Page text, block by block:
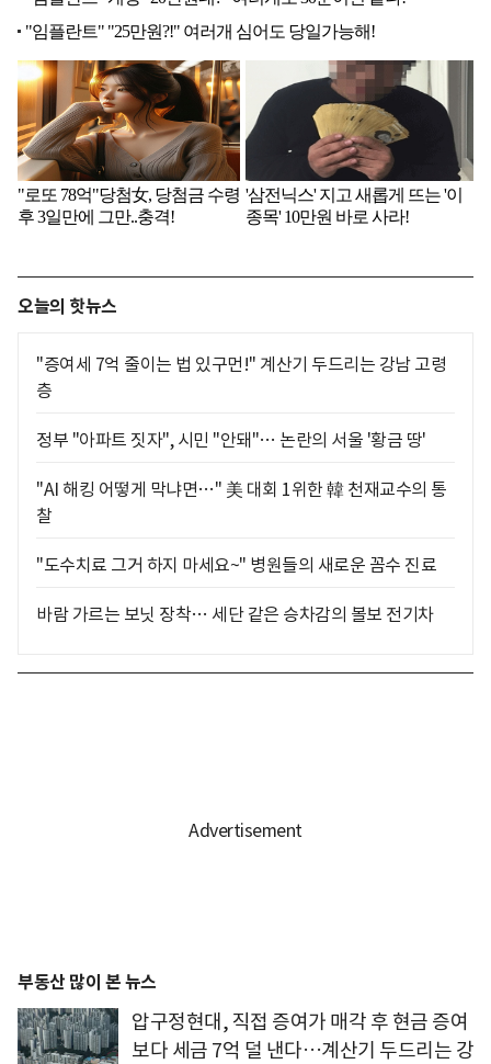
오늘의 핫뉴스
"증여세 7억 줄이는 법 있구먼!" 계산기 두드리는 강남 고령
층
정부 "아파트 짓자", 시민 "안돼"… 논란의 서울 '황금 땅'
"AI 해킹 어떻게 막냐면…" 美 대회 1위한 韓 천재교수의 통
찰
"도수치료 그거 하지 마세요~" 병원들의 새로운 꼼수 진료
바람 가르는 보닛 장착… 세단 같은 승차감의 볼보 전기차
부동산 많이 본 뉴스
압구정현대, 직접 증여가 매각 후 현금 증여
보다 세금 7억 덜 낸다…계산기 두드리는 강